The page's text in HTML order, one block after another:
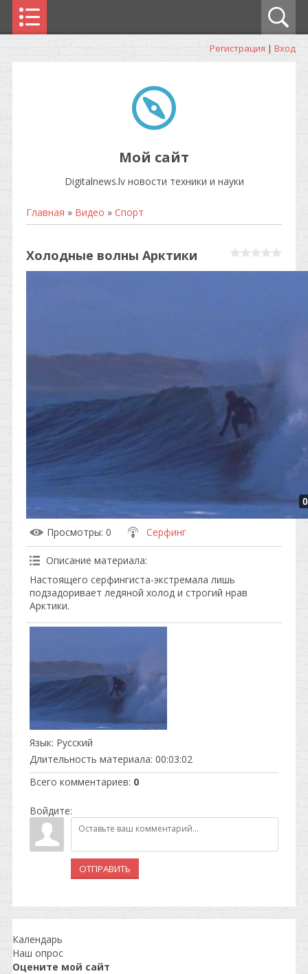
Регистрация | Вход
Мой сайт
Digitalnews.lv новости техники и науки
Главная » Видео » Спорт
Холодные волны Арктики
Просмотры: 0 Серфинг
Описание материала:
Настоящего серфингиста-экстремала лишь
подзадоривает ледяной холод и строгий нрав
Арктики.
Язык: Русский
Длительность материала: 00:03:02
Всего комментариев: 0
Войдите:
ОТПРАВИТЬ
Календарь
Наш опрос
Оцените мой сайт